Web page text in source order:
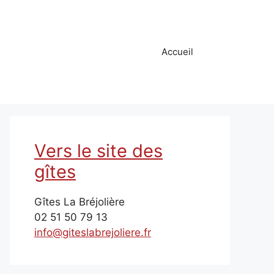
Accueil
Vers le site des
gîtes
Gîtes La Bréjolière
02 51 50 79 13
info@giteslabrejoliere.fr